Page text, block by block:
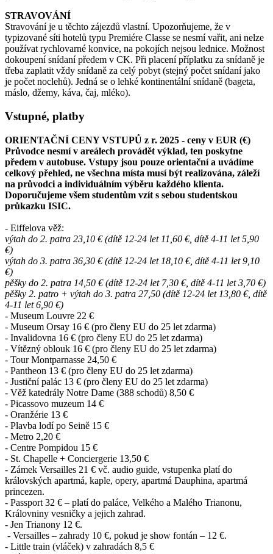
STRAVOVÁNÍ
Stravování je u těchto zájezdů vlastní. Upozorňujeme, že v
typizované síti hotelů typu Premiére Classe se nesmí vařit, ani nelze
používat rychlovarné konvice, na pokojích nejsou lednice. Možnost
dokoupení snídaní předem v CK. Při placení příplatku za snídaně je
třeba zaplatit vždy snídaně za celý pobyt (stejný počet snídaní jako
je počet noclehů). Jedná se o lehké kontinentální snídaně (bageta,
máslo, džemy, káva, čaj, mléko).
Vstupné, platby
ORIENTAČNÍ CENY VSTUPŮ z r. 2025 - ceny v EUR (€)
Průvodce nesmí v areálech provádět výklad, ten poskytne
předem v autobuse. Vstupy jsou pouze orientační a uvádíme
celkový přehled, ne všechna místa musí být realizována, záleží
na průvodci a individuálním výběru každého klienta.
Doporučujeme všem studentům vzít s sebou studentskou
průkazku ISIC.
- Eiffelova věž:
výtah do 2. patra 23,10 € (dítě 12-24 let 11,60 €, dítě 4-11 let 5,90
€)
výtah do 3. patra 36,30 € (dítě 12-24 let 18,10 €, dítě 4-11 let 9,10
€)
pěšky do 2. patra 14,50 € (dítě 12-24 let 7,30 €, dítě 4-11 let 3,70 €)
pěšky 2. patro + výtah do 3. patra 27,50 (dítě 12-24 let 13,80 €, dítě
4-11 let 6,90 €)
- Museum Louvre 22 €
- Museum Orsay 16 € (pro členy EU do 25 let zdarma)
- Invalidovna 16 € (pro členy EU do 25 let zdarma)
- Vítězný oblouk 16 € (pro členy EU do 25 let zdarma)
- TourMontparnasse 24,50 €
- Pantheon 13 € (pro členy EU do 25 let zdarma)
- Justičnípalác 13 € (pro členy EU do 25 let zdarma)
- Věž katedrály Notre Dame (388 schodů) 8,50 €
- Picassovo muzeum 14 €
- Oranžérie 13 €
- Plavba lodí po Seině 15 €
- Metro 2,20 €
- Centre Pompidou 15 €
- St. Chapelle + Conciergerie 13,50 €
- Zámek Versailles 21 € vč. audio guide, vstupenka platí do
královských apartmá, kaple, opery, apartmá Dauphina, apartmá
princezen.
- Passport 32 € – platí do paláce, Velkého a Malého Trianonu,
Královniny vesničky a jejich zahrad.
- Jen Trianony 12 €.
- Versailles – zahrady 10 €, pokud je show fontán – 12 €.
- Little train (vláček) v zahradách 8,5 €